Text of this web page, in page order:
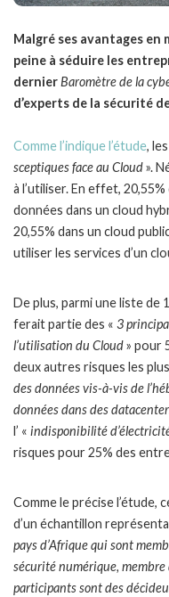
Malgré ses avantages en
peine à séduire les
dernierBaromètre de la
d’experts de la sécurité
Comme l’indique l’étude,
sceptiques face au Cloud».
à l’utiliser. En effet,
données dans un cloud
20,55% dans un cloud
utiliser les services d’un
De plus, parmi une liste de
ferait partie des « 3
l’utilisation du Cloud» pour
deux autres risques les
des données vis-à-vis de
données dans des
l’ « indisponibilité
risques pour 25% des
Comme le précise l’étude,
d’un échantillon
pays d’Afrique qui sont
sécurité numérique, membre
participants sont des